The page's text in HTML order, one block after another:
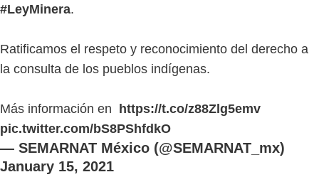
#LeyMinera.
Ratificamos el respeto y reconocimiento del derecho a
la consulta de los pueblos indígenas.
Más información en https://t.co/z88Zlg5emv
pic.twitter.com/bS8PShfdkO
— SEMARNAT México (@SEMARNAT_mx)
January 15, 2021